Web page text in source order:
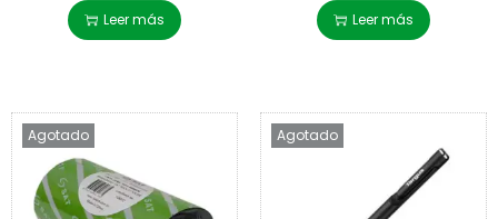
Leer más Leer más
Agotado Agotado